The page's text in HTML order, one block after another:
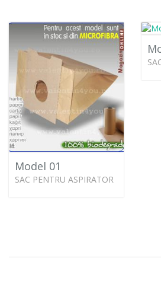
Model 01
SAC PENTRU ASPIRATOR